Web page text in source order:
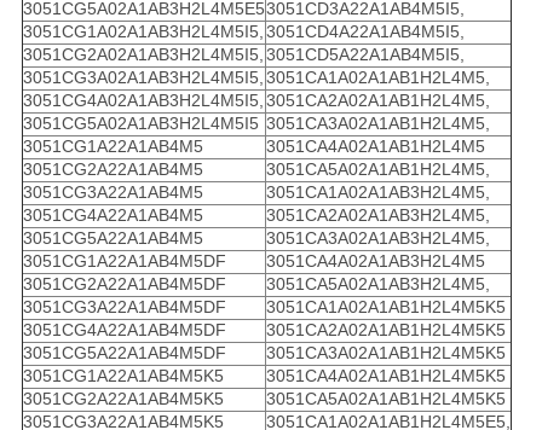
3051CG5A02A1AB3H2L4M5E53051CD3A22A1AB4M5I5,
3051CG1A02A1AB3H2L4M5I5,3051CD4A22A1AB4M5I5,
3051CG2A02A1AB3H2L4M5I5,3051CD5A22A1AB4M5I5,
3051CG3A02A1AB3H2L4M5I5,3051CA1A02A1AB1H2L4M5,
3051CG4A02A1AB3H2L4M5I5,3051CA2A02A1AB1H2L4M5,
3051CG5A02A1AB3H2L4M5I5 3051CA3A02A1AB1H2L4M5,
3051CG1A22A1AB4M5
3051CA4A02A1AB1H2L4M5
3051CG2A22A1AB4M5
3051CA5A02A1AB1H2L4M5,
3051CG3A22A1AB4M5
3051CA1A02A1AB3H2L4M5,
3051CG4A22A1AB4M5
3051CA2A02A1AB3H2L4M5,
3051CG5A22A1AB4M5
3051CA3A02A1AB3H2L4M5,
3051CG1A22A1AB4M5DF
3051CA4A02A1AB3H2L4M5
3051CG2A22A1AB4M5DF
3051CA5A02A1AB3H2L4M5,
3051CG3A22A1AB4M5DF
3051CA1A02A1AB1H2L4M5K5
3051CG4A22A1AB4M5DF
3051CA2A02A1AB1H2L4M5K5
3051CG5A22A1AB4M5DF
3051CA3A02A1AB1H2L4M5K5
3051CG1A22A1AB4M5K5
3051CA4A02A1AB1H2L4M5K5
3051CG2A22A1AB4M5K5
3051CA5A02A1AB1H2L4M5K5
3051CG3A22A1AB4M5K5
3051CA1A02A1AB1H2L4M5E5,